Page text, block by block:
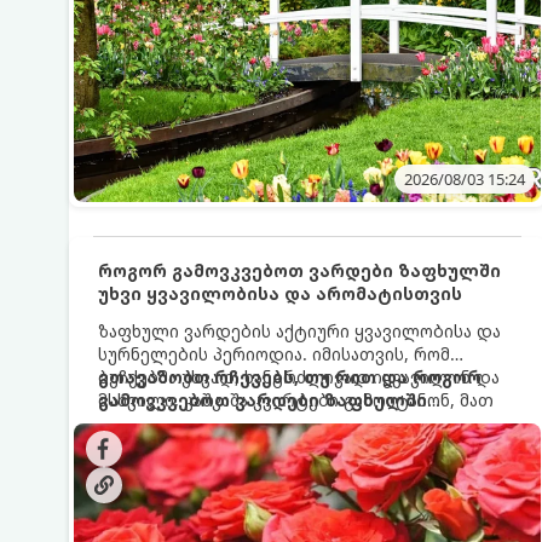
2026/08/03 15:24
როგორ გამოვკვებოთ ვარდები ზაფხულში
უხვი ყვავილობისა და არომატისთვის
ზაფხული ვარდების აქტიური ყვავილობისა და
სურნელების პერიოდია. იმისათვის, რომ
ბუჩქებმა უხვად, ხანგრძლივად იყვავილონ და
მსხვილი, კაშკაშა კვირტები გამოიტანონ, მათ
რეგულარული და სწორი გამოკვება
სჭირდებათ. ზაფხულის პერიოდში მცენარის
მოთხოვნილებები იცვლება, ამიტომ
მნიშვნელოვანია ვიცოდეთ, რომელი სასუქები
გამოიყენება ამ დროს.
გთავაზობთ რჩევებს, თუ რით და როგორ
გამოვკვებოთ ვარდები ზაფხულში
საუკეთესო შედეგის მისაღწევად: